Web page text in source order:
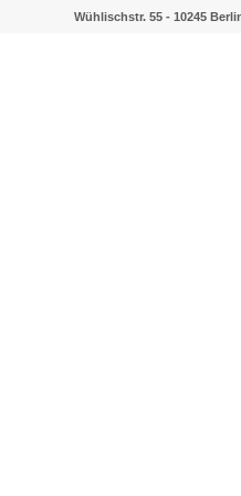
Wühlischstr. 55 - 10245